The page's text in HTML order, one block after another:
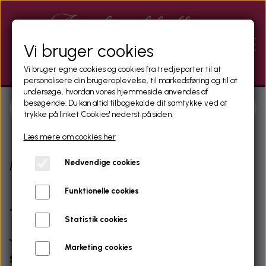
KLINIKKER
Maria Sofie Luux
1. Lidt om mig
Jeg er
sassy og erfaren dansk domina på 40
Vi bruger cookies
Vi bruger egne cookies og cookies fra tredjeparter til at
personalisere din brugeroplevelse, til markedsføring og til at
undersøge, hvordan vores hjemmeside anvendes af
besøgende. Du kan altid tilbagekalde dit samtykke ved at
trykke på linket 'Cookies' nederst på siden.
Læs mere om cookies her
Nødvendige cookies
Funktionelle cookies
Statistik cookies
Marketing cookies